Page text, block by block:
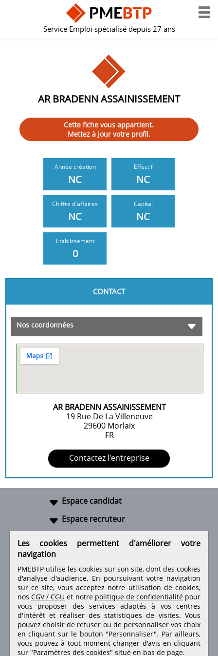
Service Emploi spécialisé depuis 27 ans
AR BRADENN ASSAINISSEMENT
Cette fiche vous appartient.
Mettez à jour votre profil.
Année création
NC
Effectif
NC
Chiffre d'affaires
NC
Capital
NC
Etablissement
0
CONTACT
Nos coordonnées
AR BRADENN ASSAINISSEMENT
19 Rue De La Villeneuve
29600 Morlaix
FR
Contactez l'entreprise
Espace candidat
Espace recruteur
Retrouvez-nous sur les réseaux sociaux
Les cookies permettent d'améliorer votre
navigation
PMEBTP utilise les cookies sur son site, dont des cookies
d'analyse d'audience. En poursuivant votre navigation
sur ce site, vous acceptez notre utilisation de cookies,
nos CGV / CGU et notre politique de confidentialité pour
vous proposer des services adaptés à vos centres
d'intérêt et réaliser des statistiques de visites.Vous
pouvez choisir de refuser ou de personnaliser vos choix
en cliquant sur le bouton "Personnaliser". Par ailleurs,
vous pouvez à tout moment changer d'avis en cliquant
sur "Paramètres des cookies" situé en bas de page.